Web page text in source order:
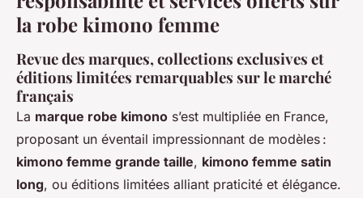
la robe kimono femme
Revue des marques, collections exclusives et
éditions limitées remarquables sur le marché
français
La marque robe kimono s’est multipliée en France,
proposant un éventail impressionnant de modèles :
kimono femme grande taille, kimono femme satin
long, ou éditions limitées alliant praticité et élégance.